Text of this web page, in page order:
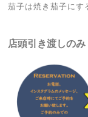
茄子は焼き茄子にす
店頭引き渡しの